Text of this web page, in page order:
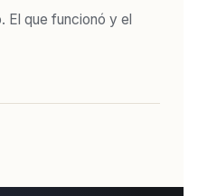
El que funcionó y el